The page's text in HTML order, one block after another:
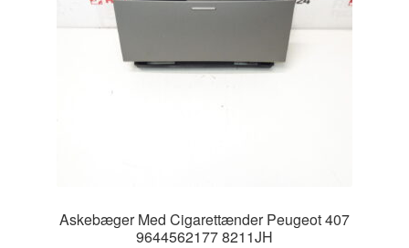
Askebæger Med Cigarettænder Peugeot 407
9644562177 8211JH